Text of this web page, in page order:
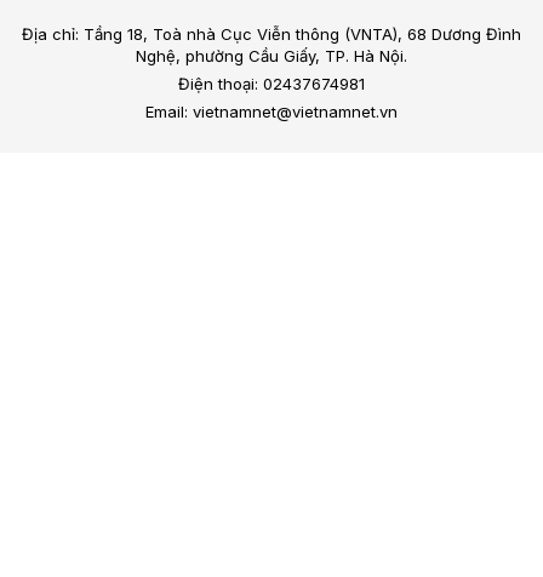
Địa chỉ: Tầng 18, Toà nhà Cục Viễn thông (VNTA), 68 Dương Đình
Nghệ, phường Cầu Giấy, TP. Hà Nội.
Điện thoại: 02437674981
Email: vietnamnet@vietnamnet.vn